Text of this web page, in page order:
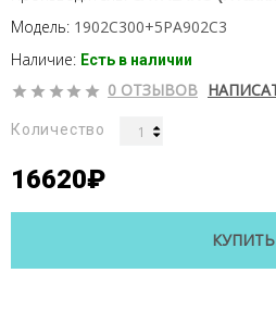
Модель: 1902C300+5PA902C3
Наличие: Есть в наличии
0 ОТЗЫВОВ
Количество
16620₽
КУПИТЬ